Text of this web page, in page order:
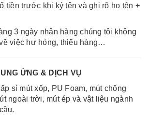
tiền trước khi ký tên và ghi rõ họ tên +
3 ngày nhận hàng chúng tôi không
việc hư hỏng, thiếu hàng…
ỨNG & DỊCH VỤ
sỉ mút xốp, PU Foam, mút chống
ngoài trời, mút ép và vật liệu ngành